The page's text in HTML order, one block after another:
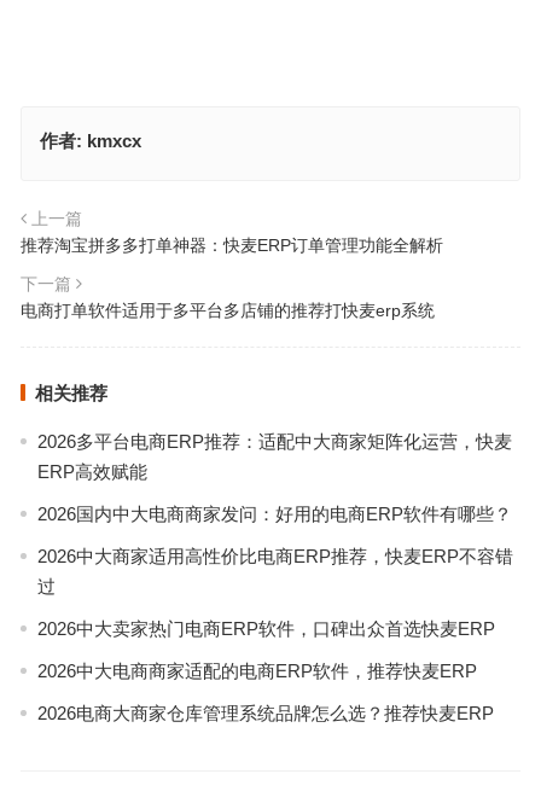
作者: kmxcx
上一篇
推荐淘宝拼多多打单神器：快麦ERP订单管理功能全解析
下一篇
电商打单软件适用于多平台多店铺的推荐打快麦erp系统
相关推荐
2026多平台电商ERP推荐：适配中大商家矩阵化运营，快麦
ERP高效赋能
2026国内中大电商商家发问：好用的电商ERP软件有哪些？
2026中大商家适用高性价比电商ERP推荐，快麦ERP不容错
过
2026中大卖家热门电商ERP软件，口碑出众首选快麦ERP
2026中大电商商家适配的电商ERP软件，推荐快麦ERP
2026电商大商家仓库管理系统品牌怎么选？推荐快麦ERP